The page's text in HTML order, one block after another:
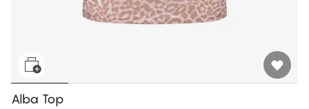
Alba Top